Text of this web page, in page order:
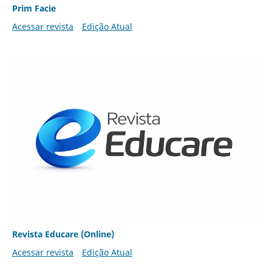
Prim Facie
Acessar revista
Edição Atual
Revista Educare (Online)
Acessar revista
Edição Atual